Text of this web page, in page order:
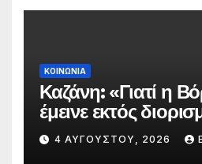
ΚΟΙΝΩΝΙΑ
Καζάνη: «Γιατί η
έμεινε εκτός
δασκάλων;»
4 ΑΥΓΟΎΣΤΟΥ, 2026